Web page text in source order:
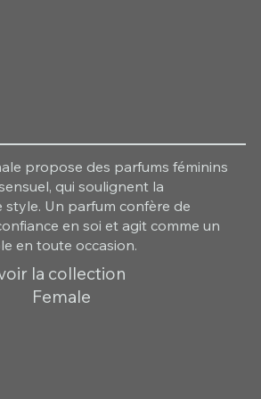
propose des parfums féminins
qui soulignent la
Un parfum confère de
en soi et agit comme un
en toute occasion.
la collection
Female